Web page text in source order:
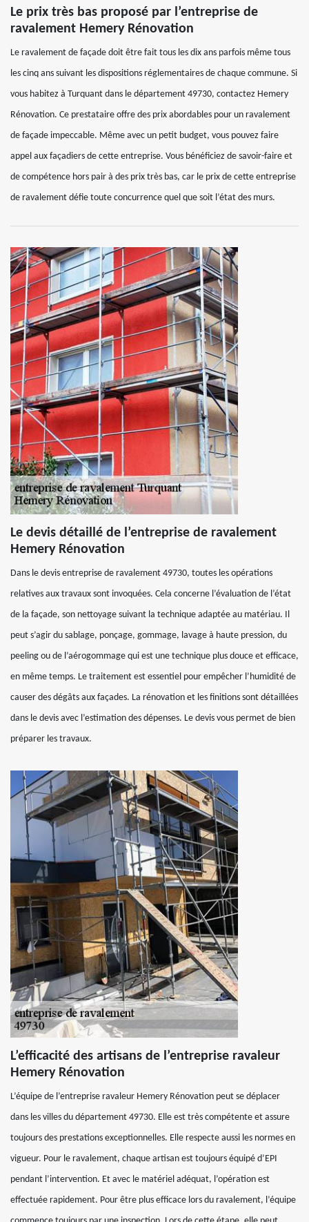
Le prix très bas proposé par l’entreprise de
ravalement Hemery Rénovation
Le ravalement de façade doit être fait tous les dix ans parfois même tous
les cinq ans suivant les dispositions réglementaires de chaque commune. Si
vous habitez à Turquant dans le département 49730, contactez Hemery
Rénovation. Ce prestataire offre des prix abordables pour un ravalement
de façade impeccable. Même avec un petit budget, vous pouvez faire
appel aux façadiers de cette entreprise. Vous bénéficiez de savoir-faire et
de compétence hors pair à des prix très bas, car le prix de cette entreprise
de ravalement défie toute concurrence quel que soit l’état des murs.
Le devis détaillé de l’entreprise de ravalement
Hemery Rénovation
Dans le devis entreprise de ravalement 49730, toutes les opérations
relatives aux travaux sont invoquées. Cela concerne l’évaluation de l’état
de la façade, son nettoyage suivant la technique adaptée au matériau. Il
peut s’agir du sablage, ponçage, gommage, lavage à haute pression, du
peeling ou de l’aérogommage qui est une technique plus douce et efficace,
en même temps. Le traitement est essentiel pour empêcher l’humidité de
causer des dégâts aux façades. La rénovation et les finitions sont détaillées
dans le devis avec l’estimation des dépenses. Le devis vous permet de bien
préparer les travaux.
L’efficacité des artisans de l’entreprise ravaleur
Hemery Rénovation
L’équipe de l’entreprise ravaleur Hemery Rénovation peut se déplacer
dans les villes du département 49730. Elle est très compétente et assure
toujours des prestations exceptionnelles. Elle respecte aussi les normes en
vigueur. Pour le ravalement, chaque artisan est toujours équipé d’EPI
pendant l’intervention. Et avec le matériel adéquat, l’opération est
effectuée rapidement. Pour être plus efficace lors du ravalement, l’équipe